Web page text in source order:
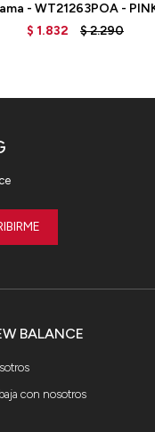
- WT21263POA -
$ 1.832 $2.290
BALANCE
con nosotros